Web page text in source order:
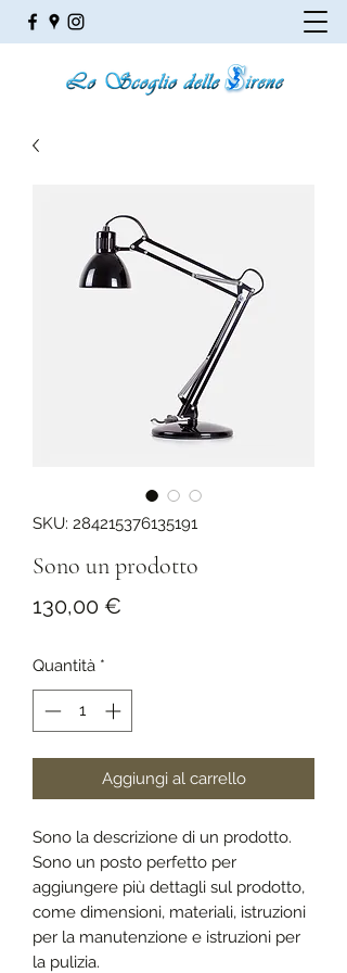
SKU: 284215376135191
Sono un prodotto
130,00 €
Quantità *
Aggiungi al carrello
Sono la descrizione di un prodotto.
Sono un posto perfetto per
aggiungere più dettagli sul prodotto,
come dimensioni, materiali, istruzioni
per la manutenzione e istruzioni per
la pulizia.